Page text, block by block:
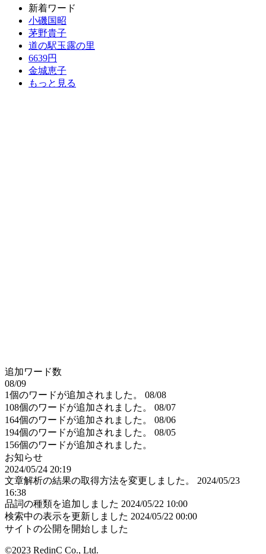
新着ワード
小磯国昭
茅野貴子
道の駅玉露の里
6639円
金城恵子
もっと見る
追加ワード数
08/09
1個のワードが追加されました。
08/08
108個のワードが追加されました。
08/07
164個のワードが追加されました。
08/06
194個のワードが追加されました。
08/05
156個のワードが追加されました。
お知らせ
2024/05/24 20:19
文章解析の結果の取得方法を変更しました。
2024/05/23
16:38
品詞の種類を追加しました 2024/05/22 10:00
検索中の表示を更新しました 2024/05/22 00:00
サイトの公開を開始しました
©2023 RedinC Co., Ltd.